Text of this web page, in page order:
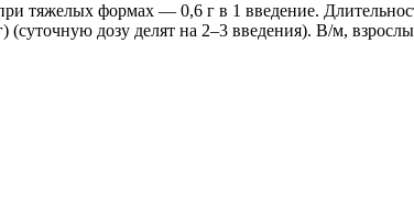
тяжелых формах — 0,6 г в 1 введение.
дозу делят на 2–3 введения). В/м,